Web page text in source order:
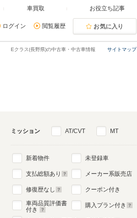
車買取 お役立ち記事
ログイン 閲覧履歴 お気に入り
サイトマップ
Eクラス(長野県)の中古車・中古車情報
ミッション AT/CVT MT
新着物件
支払総額あり
修復歴なし
車両品質評価書
付き
未登録車
メーカー系販売店
クーポン付き
購入プラン付き